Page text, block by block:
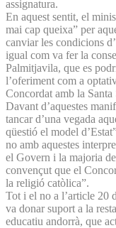
assignatura.
En aquest sentit, el
mai cap queixa” per
canviar les condicions
igual com va fer la
Palmitjavila, que es
l’oferiment com a
Concordat amb la Santa
Davant d’aquestes
tancar d’una vegada
qüestió el model
no amb aquestes
el Govern i la majoria
convençut que el
la religió catòlica”.
Tot i el no a l’article 20
va donar suport a la
educatiu andorrà, que